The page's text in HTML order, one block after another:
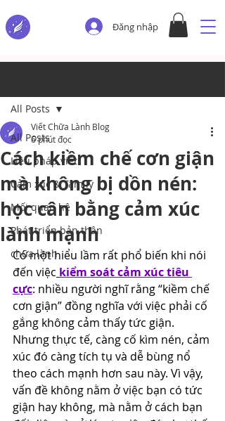
Đăng nhập
All Posts
Liệu pháp viết
Cảm xúc & Tâm lý
Mối quan hệ
Phát triển bản thân
chữa lành
All Posts
Cách kiềm chế cơn giận
mà không bị dồn nén:
học cân bằng cảm xúc
lành mạnh
Viết Chữa Lành Blog
6 phút đọc
Có một hiểu lầm rất phổ biến khi nói
đến việc kiểm soát cảm xúc tiêu
cực: nhiều người nghĩ rằng “kiềm chế
cơn giận” đồng nghĩa với việc phải cố
gắng không cảm thấy tức giận.
Nhưng thực tế, càng cố kìm nén, cảm
xúc đó càng tích tụ và dễ bùng nổ
theo cách mạnh hơn sau này. Vì vậy,
vấn đề không nằm ở việc bạn có tức
giận hay không, mà nằm ở cách bạn